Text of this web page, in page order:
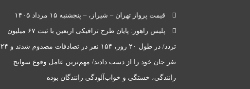
قیمت پرواز تهران – شیراز، – پنجشنبه ۱۵ مرداد ۱۴۰۵
پلیس راهور: پایان طرح ترافیکی اربعین با ثبت ۶۷ میلیون
تردد/ در طول ۲۰ روز، ۱۵۴ نفر در تصادفات مصدوم شدند و ۲۴
نفر جان خود را از دست دادند/ مهم‌ترین عامل وقوع سوانح
رانندگی، خستگی و خواب‌آلودگی رانندگان بوده